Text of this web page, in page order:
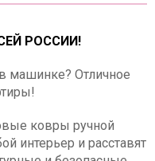
РОССИИ!
машинке? Отличное
ковры ручной
интерьер и расставят